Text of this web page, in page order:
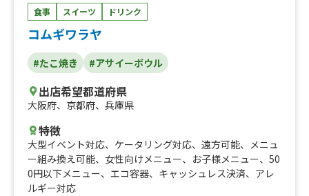
食事 スイーツ ドリンク
コムギワラヤ
#たこ焼き #アサイーボウル
出店希望都道府県
大阪府、 京都府、 兵庫県
特徴
大型イベント対応、 ケータリング対応、 遠方可能、 メニュ
ー組み換え可能、 女性向けメニュー、 お子様メニュー、 50
0円以下メニュー、 エコ容器、 キャッシュレス決済、 アレ
ルギー対応